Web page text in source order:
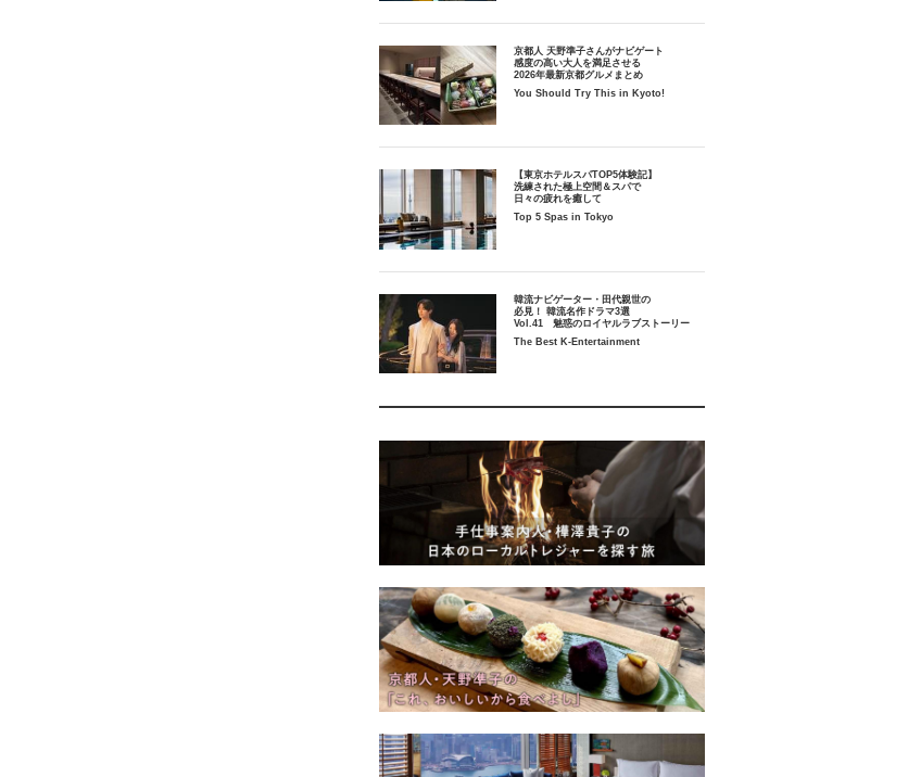
京都人 天野準子さんがナビゲート
感度の高い大人を満足させる
2026年最新京都グルメまとめ
You Should Try This in Kyoto!
【東京ホテルスパTOP5体験記】
洗練された極上空間＆スパで
日々の疲れを癒して
Top 5 Spas in Tokyo
韓流ナビゲーター・田代親世の
必見！ 韓流名作ドラマ3選
Vol.41 魅惑のロイヤルラブストーリー
The Best K-Entertainment